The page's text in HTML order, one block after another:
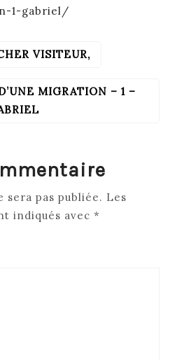
1-gabriel/
VISITEUR,
MIGRATION – 1 –
sera pas publiée. Les
indiqués avec *